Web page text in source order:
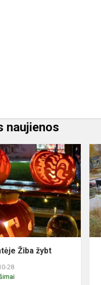
naujienos
Žiba žybt
28